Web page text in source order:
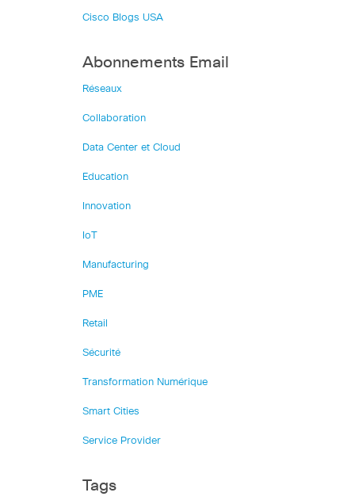
Cisco Blogs USA
Abonnements Email
Réseaux
Collaboration
Data Center et Cloud
Education
Innovation
IoT
Manufacturing
PME
Retail
Sécurité
Transformation Numérique
Smart Cities
Service Provider
Tags